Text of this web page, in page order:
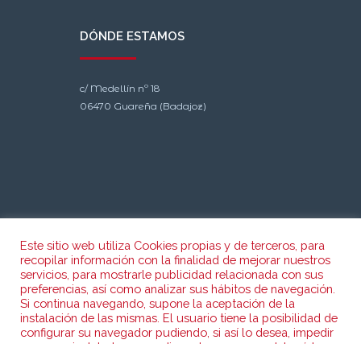
DÓNDE ESTAMOS
c/ Medellín nº 18
06470 Guareña (Badajoz)
CONTACTO
Teléfono: 924 350 156
Este sitio web utiliza Cookies propias y de terceros, para
recopilar información con la finalidad de mejorar nuestros
servicios, para mostrarle publicidad relacionada con sus
preferencias, así como analizar sus hábitos de navegación.
Si continua navegando, supone la aceptación de la
instalación de las mismas. El usuario tiene la posibilidad de
configurar su navegador pudiendo, si así lo desea, impedir